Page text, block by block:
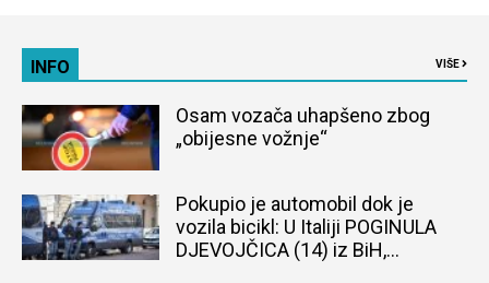
INFO VIŠE
Osam vozača uhapšeno zbog
„obijesne vožnje“
Pokupio je automobil dok je
vozila bicikl: U Italiji POGINULA
DJEVOJČICA (14) iz BiH,